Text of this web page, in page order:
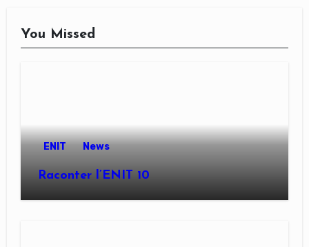
You Missed
ENIT News
Raconter l’ENIT 10